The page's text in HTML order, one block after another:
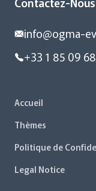
info@ogma-
+33 1 85 09
Accueil
Thèmes
Politique de
Legal Notice